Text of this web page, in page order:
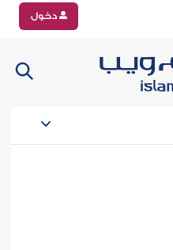
دخول